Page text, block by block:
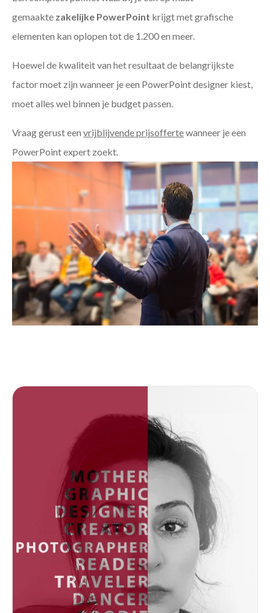
gemaakte zakelijke PowerPoint krijgt met grafische
elementen kan oplopen tot de 1.200 en meer.
Hoewel de kwaliteit van het resultaat de belangrijkste
factor moet zijn wanneer je een PowerPoint designer kiest,
moet alles wel binnen je budget passen.
Vraag gerust een vrijblijvende prijsoffertewanneer je een
PowerPoint expert zoekt.